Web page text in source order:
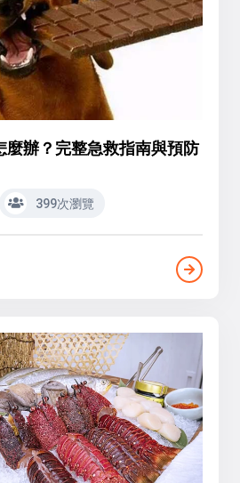
麼辦？完整急救指南與預防
399次瀏覽